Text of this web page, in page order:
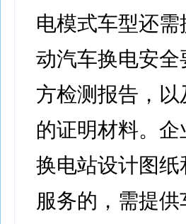
电模式车型还需
动汽车换电安
方检测报告，
的证明材料。
换电站设计图
服务的，需提